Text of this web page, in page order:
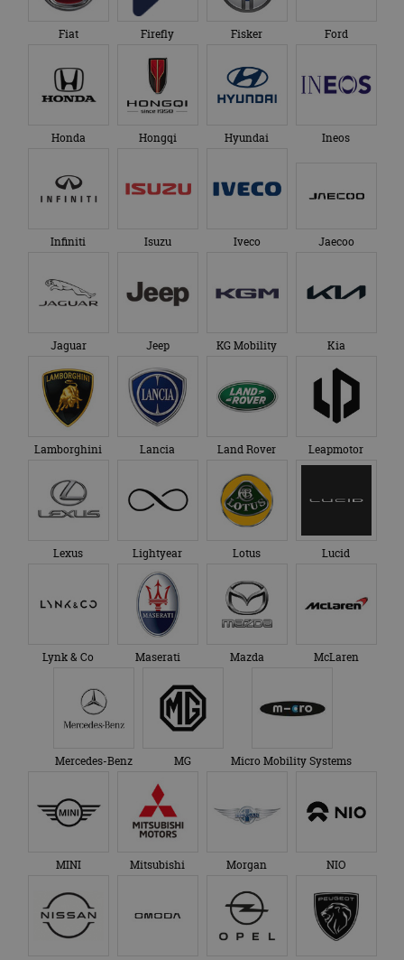
Fiat Firefly Fisker Ford
Honda Hongqi Hyundai Ineos
Infiniti Isuzu Iveco Jaecoo
Jaguar Jeep KG Mobility Kia
Lamborghini Lancia Land Rover Leapmotor
Lexus Lightyear Lotus Lucid
Lynk & Co Maserati Mazda McLaren
Mercedes-Benz MG Micro Mobility Systems
MINI Mitsubishi Morgan NIO